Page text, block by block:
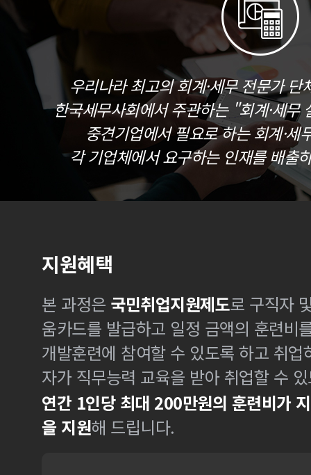
우리나라 최고의 회계·세무 전문가
한국세무사회에서 주관하는 "회계·세무
중견기업에서 필요로 하는 회계·세
각 기업체에서 요구하는 인재를 배출
지원혜택
본 과정은 국민취업지원제도로 구직자
움카드를 발급하고 일정 금액의 훈련비
개발훈련에 참여할 수 있도록 하고 취
자가 직무능력 교육을 받아 취업할 수
연간 1인당 최대 200만원의 훈련비가
을 지원해 드립니다.